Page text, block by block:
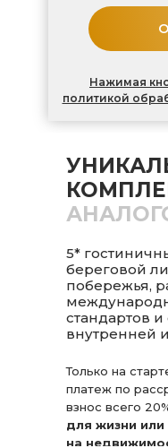
Нажимая
политикой
Только на
платеж по
взнос всего
для жизни или
на
5*
береговой
побережья,
стандартов
внутренней